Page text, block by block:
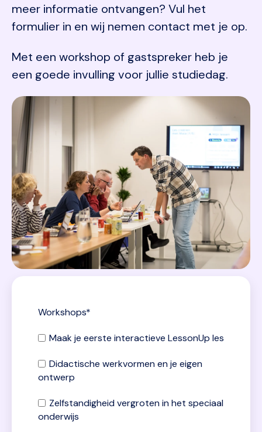
meer informatie ontvangen? Vul het
formulier in en wij nemen contact met je op.
Met een workshop of gastspreker heb je
een goede invulling voor jullie studiedag.
Workshops*
Maak je eerste interactieve LessonUp les
Didactische werkvormen en je eigen
ontwerp
Zelfstandigheid vergroten in het speciaal
onderwijs